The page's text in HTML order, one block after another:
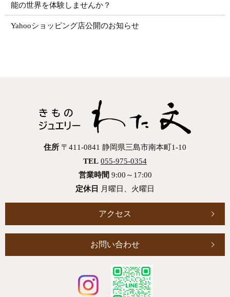
能の世界を体験しませんか？
Yahooショッピング店公開のお知らせ
住所 〒411-0841 静岡県三島市南本町1-10
TEL 055-975-0354
営業時間 9:00～17:00
定休日
月曜日、火曜日
アクセス
お問い合わせ